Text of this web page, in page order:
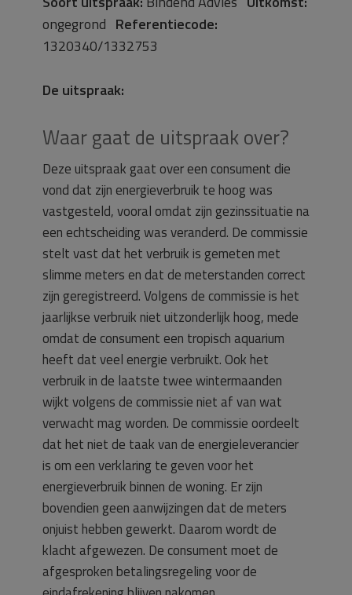
ongegrond Referentiecode:
1320340/1332753
De uitspraak:
Waar gaat de uitspraak over?
Deze uitspraak gaat over een consument die
vond dat zijn energieverbruik te hoog was
vastgesteld, vooral omdat zijn gezinssituatie na
een echtscheiding was veranderd. De commissie
stelt vast dat het verbruik is gemeten met
slimme meters en dat de meterstanden correct
zijn geregistreerd. Volgens de commissie is het
jaarlijkse verbruik niet uitzonderlijk hoog, mede
omdat de consument een tropisch aquarium
heeft dat veel energie verbruikt. Ook het
verbruik in de laatste twee wintermaanden
wijkt volgens de commissie niet af van wat
verwacht mag worden. De commissie oordeelt
dat het niet de taak van de energieleverancier
is om een verklaring te geven voor het
energieverbruik binnen de woning. Er zijn
bovendien geen aanwijzingen dat de meters
onjuist hebben gewerkt. Daarom wordt de
klacht afgewezen. De consument moet de
afgesproken betalingsregeling voor de